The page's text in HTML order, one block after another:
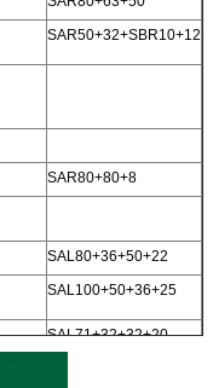
SAR50+32+SBR10+12
SAR80+80+8
SAL80+36+50+22
SAL100+50+36+25
SAL71+32+32+20